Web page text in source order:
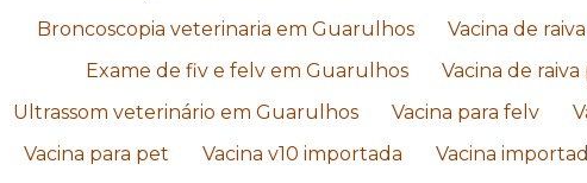
Broncoscopia veterinaria em Guarulhos
Vacina de
Exame de fiv e felv em Guarulhos
Vacina de
Ultrassom veterinário em Guarulhos
Vacina para felv
Vacina para pet
Vacina v10 importada
Vacina